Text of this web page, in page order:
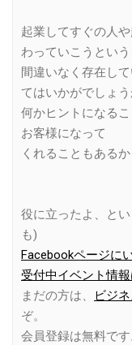
起業してすぐの人
わっていこうとい
間違いなく存在し
てはいかがでしょう
何かヒントになる
お客様になって
くれることもあるか
役に立ったよ、と
も)
Facebookページに
受付中イベント情
まだの方は、
ビジ
ぞ。
会員登録は無料です